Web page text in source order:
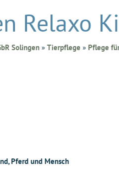
Relaxo
Solingen » Tierpflege » Pflege
Pferd und Mensch